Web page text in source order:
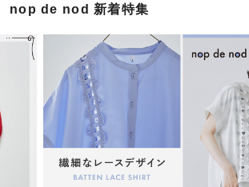
nop de nod 新着特集